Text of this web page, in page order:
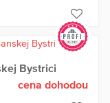
Bystrici
cena dohodou